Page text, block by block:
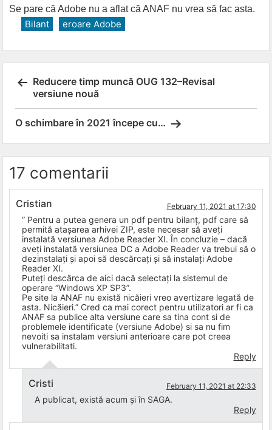
Se pare că Adobe nu a aflat că ANAF nu vrea să fac asta.
Bilant eroare Adobe
Post
navigation
Reducere timp muncă OUG 132–Revisal
versiune nouă
O schimbare în 2021 începe cu…
17 comentarii
Cristian February 11, 2021 at 17:30
” Pentru a putea genera un pdf pentru bilanț, pdf care să
permită atașarea arhivei ZIP, este necesar să aveți
instalată versiunea Adobe Reader XI. În concluzie – dacă
aveți instalată versiunea DC a Adobe Reader va trebui să o
dezinstalați și apoi să descărcați și să instalați Adobe
Reader XI.
Puteți descărca de aici dacă selectați la sistemul de
operare “Windows XP SP3”.
Pe site la ANAF nu există nicăieri vreo avertizare legată de
asta. Nicăieri.” Cred ca mai corect pentru utilizatori ar fi ca
ANAF sa publice alta versiune care sa tina cont si de
problemele identificate (versiune Adobe) si sa nu fim
nevoiti sa instalam versiuni anterioare care pot creea
vulnerabilitati.
Reply
Cristi February 11, 2021 at 22:33
A publicat, există acum și în SAGA.
Reply